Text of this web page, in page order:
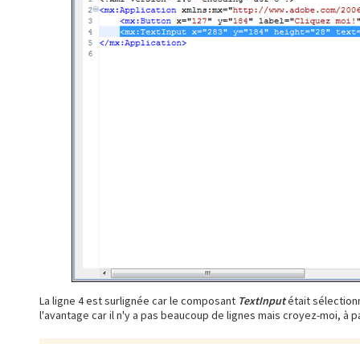
La ligne 4 est surlignée car le composant TextInputétait
l'avantage car il n'y a pas beaucoup de lignes mais croyez-moi,